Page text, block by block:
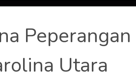
Peperangan
Utara